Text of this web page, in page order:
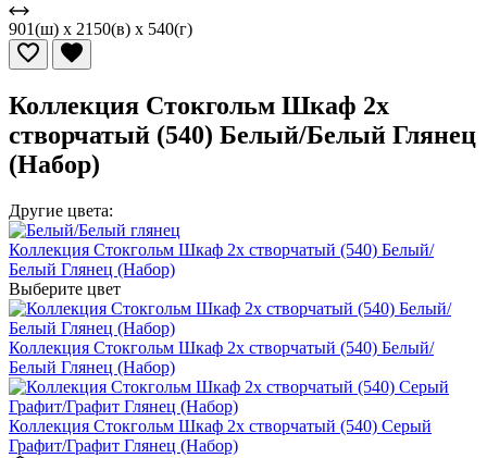
901(ш) x 2150(в) x 540(г)
Коллекция Стокгольм Шкаф 2х
створчатый (540) Белый/Белый Глянец
(Набор)
Другие цвета:
Коллекция Стокгольм Шкаф 2х створчатый (540) Белый/
Белый Глянец (Набор)
Выберите цвет
Коллекция Стокгольм Шкаф 2х створчатый (540) Белый/
Белый Глянец (Набор)
Коллекция Стокгольм Шкаф 2х створчатый (540) Серый
Графит/Графит Глянец (Набор)